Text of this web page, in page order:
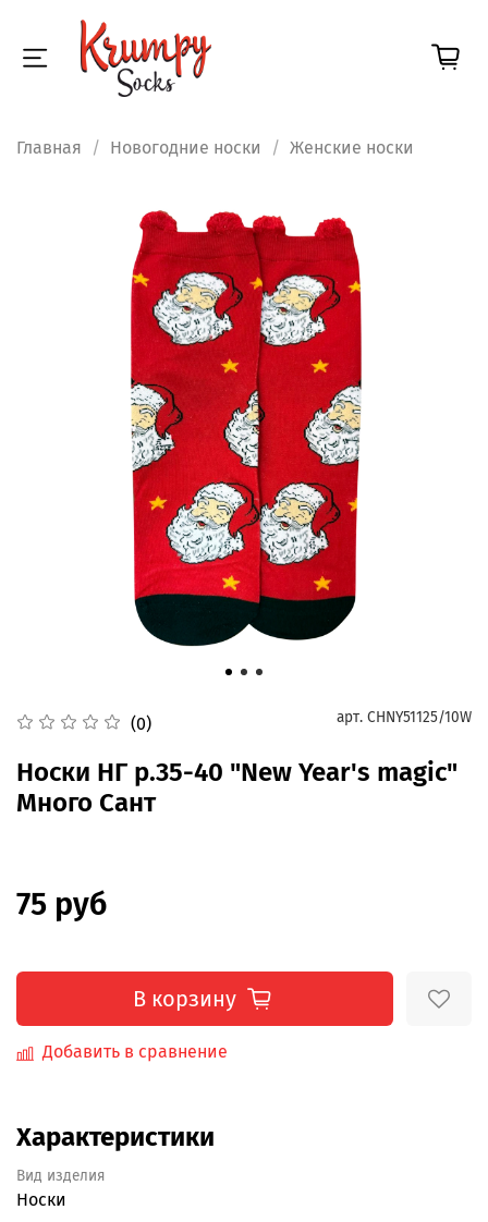
Главная Новогодние носки Женские носки
(0) арт. CHNY51125/10W
Носки НГ р.35-40 "New Year's magic"
Много Сант
75 руб
В корзину
Добавить в сравнение
Характеристики
Вид изделия
Носки